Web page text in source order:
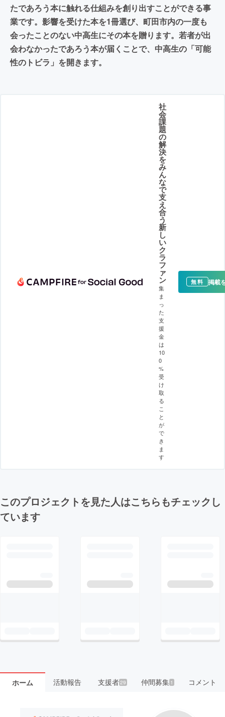
たであろう本に触れる仕組みを創り出すことができる事
業です。影響を受けた本を1冊選び、町田市内の一度も
会ったことのない中高生にその本を贈ります。若者が出
会わなかったであろう本が届くことで、中高生の「可能
性のトビラ」を開きます。
社
会
課
題
の
解
決
を
み
ん
な
で
支
え
合
う
新
し
い
ク
ラ
フ
ァ
ン
集
ま
っ
た
支
援
金
は
10
0
%
受
け
取
る
こ
と
が
で
き
ま
す
無料 掲載
このプロジェクトを見た人はこちらもチェックし
ています
ホーム 活動報告 支援者 29 仲間募集 1 コメント